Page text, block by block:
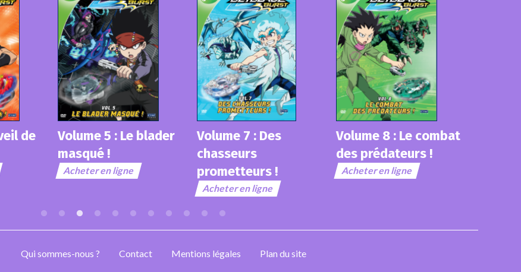
de
Volume 5 : Le blader
masqué !
Acheter en ligne
Volume 7 : Des
chasseurs
prometteurs !
Acheter en ligne
Volume 8 : Le combat
des prédateurs !
Acheter en ligne
Qui sommes-nous ? Contact Mentions légales Plan du site